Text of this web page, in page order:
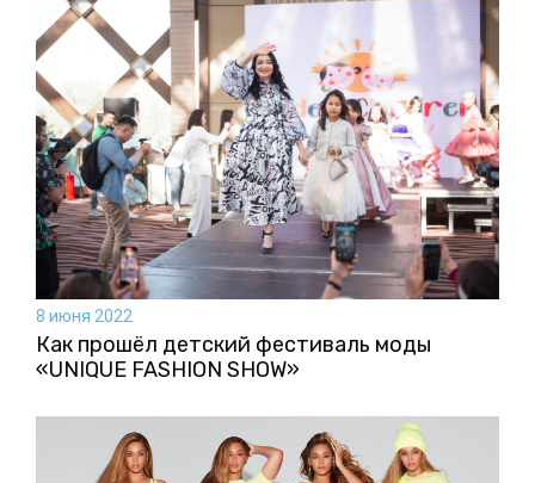
8 июня 2022
Как прошёл детский фестиваль моды
«UNIQUE FASHION SHOW»